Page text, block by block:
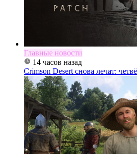
Главные новости
14 часов назад
Crimson Desert снова лечат: